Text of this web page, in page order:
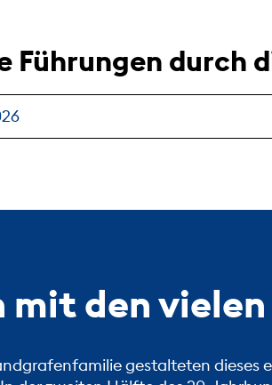
Führungen
mit den
gestalteten dieses